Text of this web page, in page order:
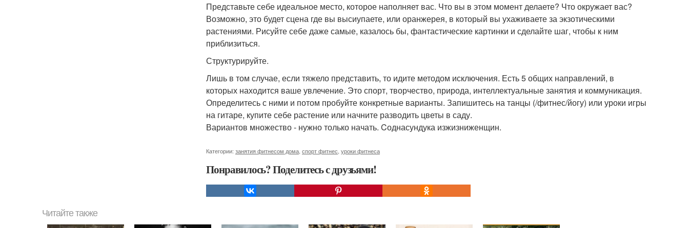
Представьте себе идеальное место, которое наполняет вас. Что вы в этом момент делаете? Что окружает вас?
Возможно, это будет сцена где вы высиупаете, или оранжерея, в который вы ухаживаете за экзотическими
растениями. Рисуйте себе даже самые, казалось бы, фантастические картинки и сделайте шаг, чтобы к ним
приблизиться.
Структурируйте.
Лишь в том случае, если тяжело представить, то идите методом исключения. Есть 5 общих направлений, в
которых находится ваше увлечение. Это спорт, творчество, природа, интеллектуальные занятия и коммуникация.
Определитесь с ними и потом пробуйте конкретные варианты. Запишитесь на танцы (/фитнес/йогу) или уроки игры
на гитаре, купите себе растение или начните разводить цветы в саду.
Вариантов множество - нужно только начать. Cоднасундука изжизниженщин.
Категории: занятия фитнесом дома спорт фитнес уроки фитнеса
Понравилось? Поделитесь с друзьями!
Читайте также